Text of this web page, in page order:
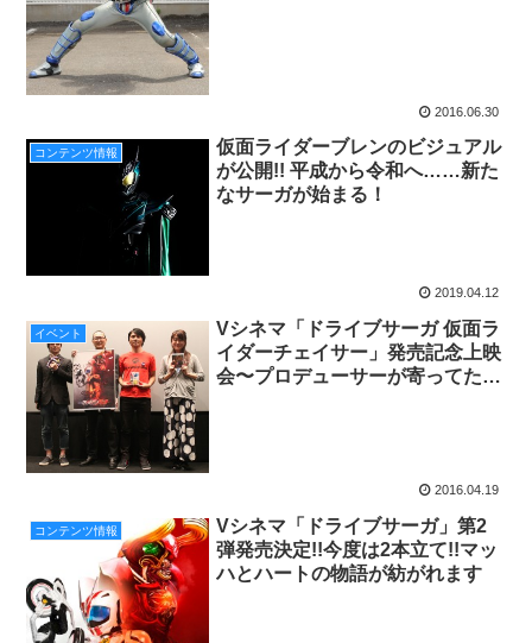
2016.06.30
コンテンツ情報
仮面ライダーブレンのビジュアル
が公開!! 平成から令和へ……新た
なサーガが始まる！
2019.04.12
イベント
Vシネマ「ドライブサーガ 仮面ラ
イダーチェイサー」発売記念上映
会〜プロデューサーが寄ってたか
2016.04.19
コンテンツ情報
Vシネマ「ドライブサーガ」第2
弾発売決定!!今度は2本立て!!マッ
ハとハートの物語が紡がれます